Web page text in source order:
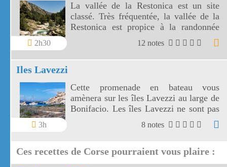
2h30
La vallée de la Restonica est un site
classé. Très fréquentée, la vallée de la
Restonica est propice à la randonnée
mais aussi à la baignade.
12 notes
Iles Lavezzi
3h
Cette promenade en bateau vous
amènera sur les îles Lavezzi au large de
Bonifacio. Les îles Lavezzi ne sont pas
très loin de la Sardaigne. N'oubliez pas
un masque et un tuba pour votre
8 notes
Ces recettes de Corse pourraient vous plaire :